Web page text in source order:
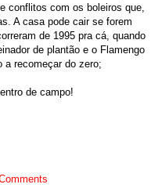
conflitos com os boleiros que,
A casa pode cair se forem
de 1995 pra cá, quando
de plantão e o Flamengo
a recomeçar do zero;
de campo!